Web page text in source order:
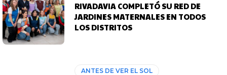
RIVADAVIA COMPLETÓ SU RED DE
JARDINES MATERNALES EN TODOS
LOS DISTRITOS
ANTES DE VER EL SOL